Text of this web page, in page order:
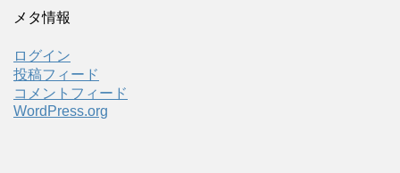
メタ情報
ログイン
投稿フィード
コメントフィード
WordPress.org